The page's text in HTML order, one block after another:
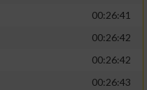
00:26:41
00:26:42
00:26:42
00:26:43